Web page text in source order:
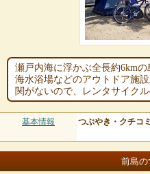
瀬戸内海に浮かぶ全長約6kmの
海水浴場などのアウトドア施
関がないので、レンタサイクル
基本情報 つぶやき・クチコミ
前島の